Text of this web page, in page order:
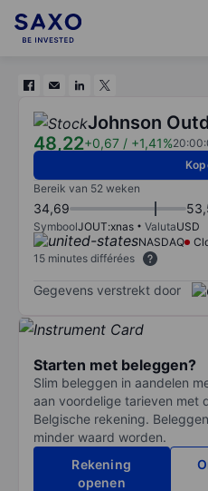
Johnson
48,22+0,67 / +1,41%
Bereik van 52 weken
34,69
SymboolJOUT:xnas ValutaUSD
NASDAQ
15 minutes différées
Gegevens verstrekt door
Starten met beleggen?
Slim beleggen in aandelen
aan voordelige tarieven met
Belgische rekening.
minder waard worden.
Rekening
openen